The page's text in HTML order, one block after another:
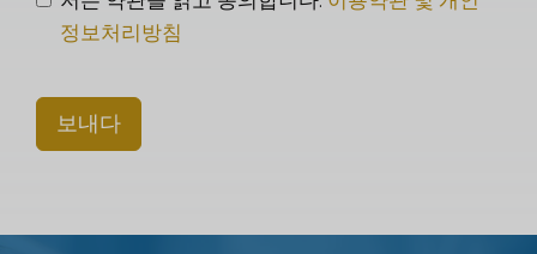
정보처리방침
보내다